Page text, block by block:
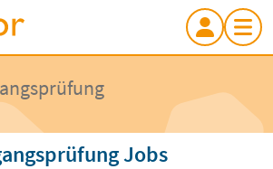
Jobs